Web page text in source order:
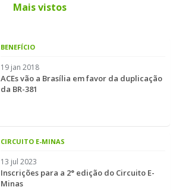
Mais vistos
BENEFÍCIO
19 jan 2018
ACEs vão a Brasília em favor da duplicação
da BR-381
CIRCUITO E-MINAS
13 jul 2023
Inscrições para a 2° edição do Circuito E-
Minas